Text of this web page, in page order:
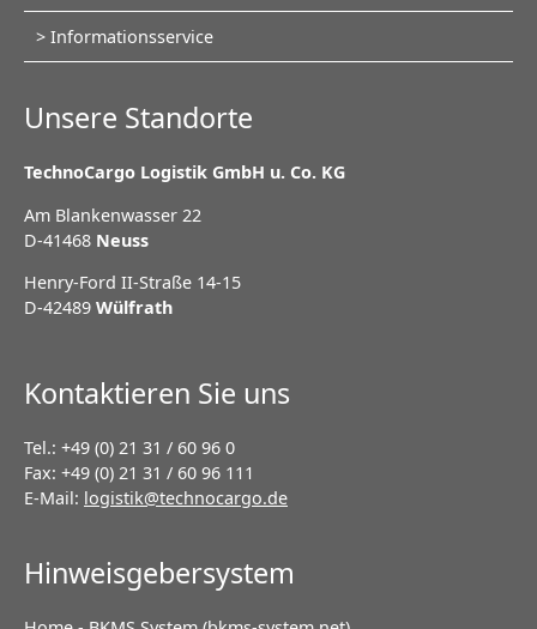
Informationsservice
Unsere Standorte
TechnoCargo Logistik GmbH u. Co. KG
Am Blankenwasser 22
D-41468 Neuss
Henry-Ford II-Straße 14-15
D-42489 Wülfrath
Kontaktieren Sie uns
Tel.: +49 (0) 21 31 / 60 96 0
Fax: +49 (0) 21 31 / 60 96 111
E-Mail: logistik@technocargo.de
Hinweisgebersystem